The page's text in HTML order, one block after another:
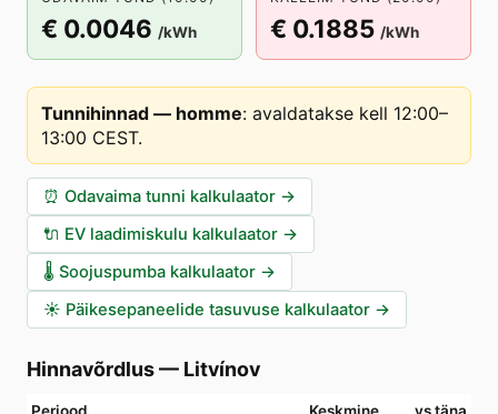
€ 0.0046 /kWh € 0.1885 /kWh
Tunnihinnad — homme: avaldatakse kell 12:00–
13:00 CEST.
⏰ Odavaima tunni kalkulaator →
🔌 EV laadimiskulu kalkulaator →
🌡️ Soojuspumba kalkulaator →
☀️ Päikesepaneelide tasuvuse kalkulaator →
Hinnavõrdlus— Litvínov